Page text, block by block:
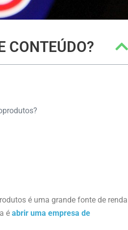
CONTEÚDO?
é uma grande fonte de renda
é abrir uma empresa de